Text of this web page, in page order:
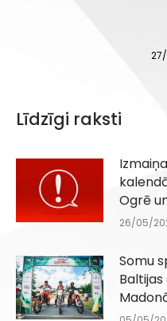
Līdzīgi raksti
Ogrē
26/05/
Somu